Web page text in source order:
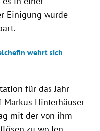
Einigung wurde
wehrt sich
für das Jahr
Markus Hinterhäuser
mit der von ihm
zu wollen.